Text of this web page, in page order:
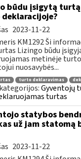
būdu įsigytą
2023-11-22
KM1292 Ši
Lizingo būdu
metinėje
nuosavybės...
turto deklaravimas
Gyventojų
turtas
statybos
už jam statomą
2023-11-22